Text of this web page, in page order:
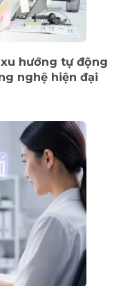
hướng tự động
nghệ hiện đại